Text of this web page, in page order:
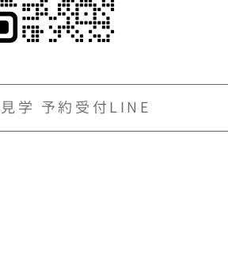
学 予約受付LINE